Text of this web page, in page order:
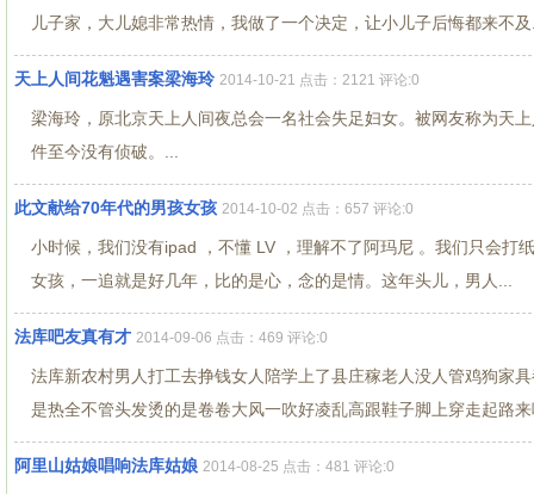
儿子家，大儿媳非常热情，我做了一个决定，让小儿子后悔都来不
天上人间花魁遇害案梁海玲 2014-10-21 点击：2121 评论:0
梁海玲，原北京天上人间夜总会一名社会失足妇女。被网友称为天
件至今没有侦破。...
此文献给70年代的男孩女孩 2014-10-02 点击：657 评论:0
小时候，我们没有ipad ，不懂 LV ，理解不了阿玛尼 。我们只会打
女孩，一追就是好几年，比的是心，念的是情。这年头儿，男人...
法库吧友真有才 2014-09-06 点击：469 评论:0
法库新农村男人打工去挣钱女人陪学上了县庄稼老人没人管鸡狗家
是热全不管头发烫的是卷卷大风一吹好凌乱高跟鞋子脚上穿走起路
阿里山姑娘唱响法库姑娘 2014-08-25 点击：481 评论:0